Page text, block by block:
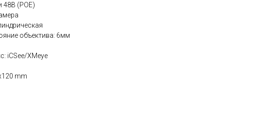
48В (POE)
объектива: 6мм
iCSee/XMeye
mm